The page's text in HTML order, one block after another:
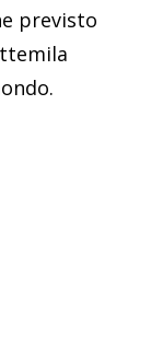
previsto